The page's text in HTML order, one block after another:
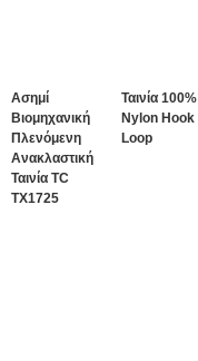
Ασημί
Βιομηχανική
Πλενόμενη
Ανακλαστική
Ταινία TC
TX1725
Ταινία 100%
Nylon Hook
Loop